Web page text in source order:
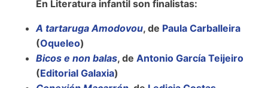
En Literatura infantil son finalistas:
A tartaruga Amodovou, de Paula Carballeira
(Oqueleo)
Bicos e non balas, de Antonio García Teijeiro
(Editorial Galaxia)